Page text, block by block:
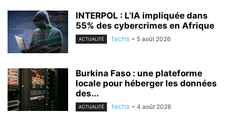
INTERPOL : L’IA impliquée dans
55% des cybercrimes en Afrique
ACTUALITÉ techs - 5 août 2026
Burkina Faso : une plateforme
locale pour héberger les données
des...
ACTUALITÉ techs - 4 août 2026